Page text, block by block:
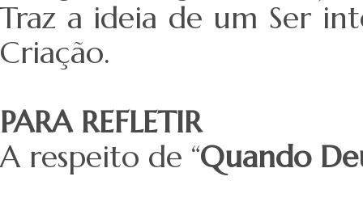
Traz a ideia de um Ser
Criação.
PARA REFLETIR
A respeito de “Quando